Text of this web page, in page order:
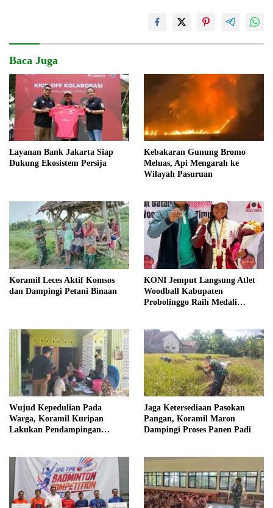
Baca Juga
Layanan Bank Jakarta Siap
Dukung Ekosistem Persija
Kebakaran Gunung Bromo
Meluas, Api Mengarah ke
Wilayah Pasuruan
Koramil Leces Aktif Komsos
dan Dampingi Petani Binaan
KONI Jemput Langsung Atlet
Woodball Kabupaten
Probolinggo Raih Medali
Wujud Kepedulian Pada
Warga, Koramil Kuripan
Lakukan Pendampingan
Jaga Ketersediaan Pasokan
Pangan, Koramil Maron
Dampingi Proses Panen Padi